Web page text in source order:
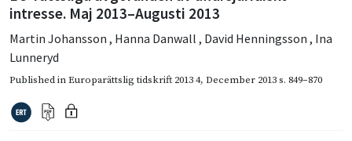
intresse. Maj 2013–Augusti 2013
Martin Johansson , Hanna Danwall , David Henningsson , Ina
Lunneryd
Published inEuroparättslig tidskrift 2013 4, December 2013s. 849–870